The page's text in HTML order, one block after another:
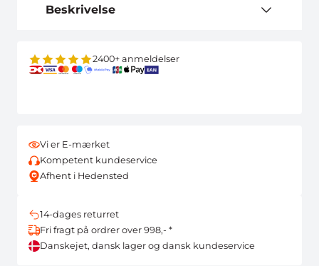
Beskrivelse
2400+ anmeldelser
Vi er E-mærket
Kompetent kundeservice
Afhent i Hedensted
14-dages returret
Fri fragt på ordrer over 998,- *
Danskejet, dansk lager og dansk kundeservice